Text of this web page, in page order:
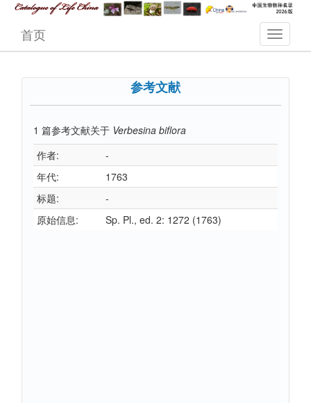
首页
参考文献
1 篇参考文献关于 Verbesina biflora
作者:
-
年代:
1763
标题:
-
原始信息:
Sp. Pl., ed. 2: 1272 (1763)